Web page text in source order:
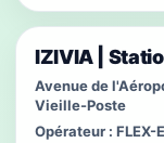
IZIVIA |
Avenue de
Vieille-Poste
Opérateur : FLEX-E